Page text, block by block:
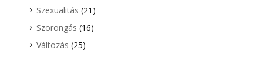
Szexualitás (21)
Szorongás (16)
Változás (25)